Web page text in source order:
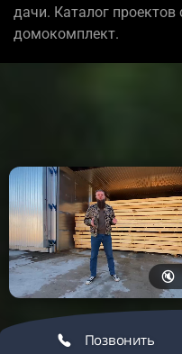
дачи. Каталог
домокомплект.
🔇
Позвонить